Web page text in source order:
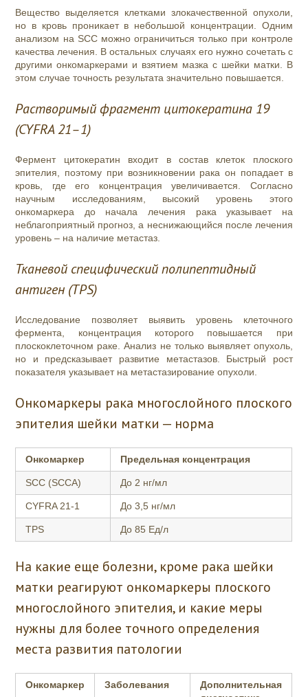
Вещество выделяется клетками злокачественной опухоли,
но в кровь проникает в небольшой концентрации. Одним
анализом на SCC можно ограничиться только при контроле
качества лечения. В остальных случаях его нужно сочетать с
другими онкомаркерами и взятием мазка с шейки матки. В
этом случае точность результата значительно повышается.
Растворимый фрагмент цитокератина 19
(CYFRA 21–1)
Фермент цитокератин входит в состав клеток плоского
эпителия, поэтому при возникновении рака он попадает в
кровь, где его концентрация увеличивается. Согласно
научным исследованиям, высокий уровень этого
онкомаркера до начала лечения рака указывает на
неблагоприятный прогноз, а неснижающийся после лечения
уровень – на наличие метастаз.
Тканевой специфический полипептидный
антиген (TPS)
Исследование позволяет выявить уровень клеточного
фермента, концентрация которого повышается при
плоскоклеточном раке. Анализ не только выявляет опухоль,
но и предсказывает развитие метастазов. Быстрый рост
показателя указывает на метастазирование опухоли.
Онкомаркеры рака многослойного плоского
эпителия шейки матки — норма
Онкомаркер Предельная концентрация
SCC (SCCA) До 2 нг/мл
CYFRA 21-1 До 3,5 нг/мл
TPS До 85 Ед/л
На какие еще болезни, кроме рака шейки
матки реагируют онкомаркеры плоского
многослойного эпителия, и какие меры
нужны для более точного определения
места развития патологии
Онкомаркер Заболевания
Дополнительная